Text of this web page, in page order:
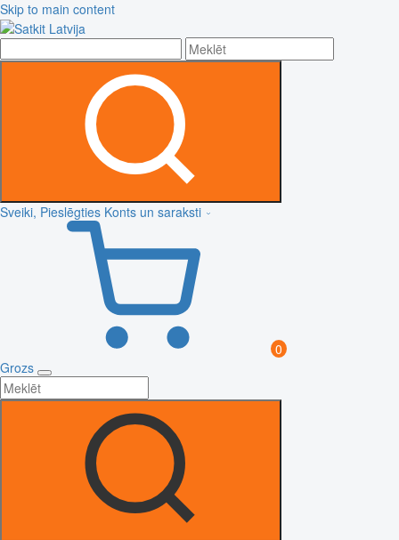
Skip to main content
Sveiki, Pieslēgties Konts un saraksti
0
Grozs